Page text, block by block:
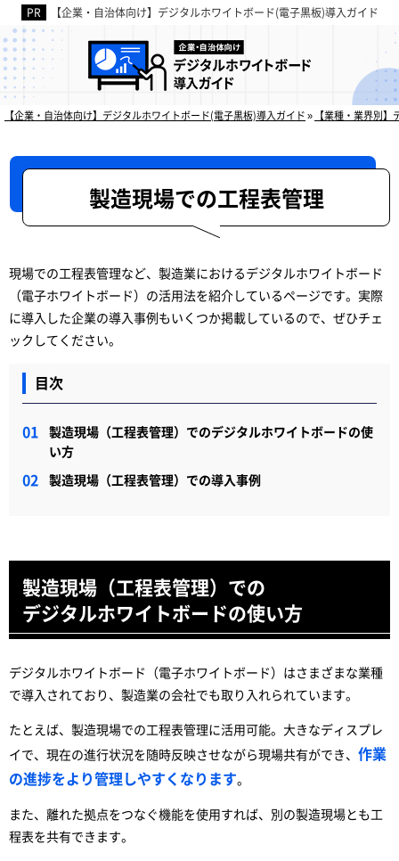
【企業・自治体向け】デジタルホワイトボード(電子黒板)導入ガイド
デジタルホワイトボードの
【企業・自治体向け】デジタルホワイトボード(電子黒板)導入ガイド» 【業種・業界別
製造現場での工程表管理
現場での工程表管理など、製造業におけるデジタルホワイトボード
（電子ホワイトボード）の活用法を紹介しているページです。実際
に導入した企業の導入事例もいくつか掲載しているので、ぜひチェ
ックしてください。
目次
製造現場（工程表管理）でのデジタルホワイトボードの使
い方
製造現場（工程表管理）での導入事例
製造現場（工程表管理）での
デジタルホワイトボードの使い方
デジタルホワイトボード（電子ホワイトボード）はさまざまな業種
で導入されており、製造業の会社でも取り入れられています。
たとえば、製造現場での工程表管理に活用可能。大きなディスプレ
イで、現在の進行状況を随時反映させながら現場共有ができ、 作業
の進捗をより管理しやすくなります。
また、離れた拠点をつなぐ機能を使用すれば、別の製造現場とも工
程表を共有できます。